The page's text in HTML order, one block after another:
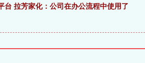
台 拉芳家化：公司在办公流程中使用了